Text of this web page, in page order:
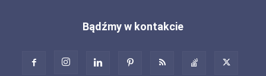
Bądźmy w kontakcie